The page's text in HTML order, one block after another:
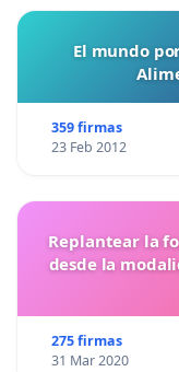
El mundo
359 firmas
23 Feb 2012
Replantear la
desde la
275 firmas
31 Mar 2020